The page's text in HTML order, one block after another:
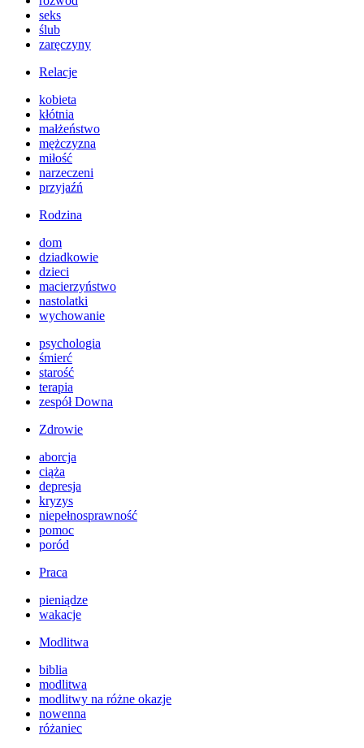
seks
ślub
zaręczyny
Relacje
kobieta
kłótnia
małżeństwo
mężczyzna
miłość
narzeczeni
przyjaźń
Rodzina
dom
dziadkowie
dzieci
macierzyństwo
nastolatki
wychowanie
psychologia
śmierć
starość
terapia
zespół Downa
Zdrowie
aborcja
ciąża
depresja
kryzys
niepełnosprawność
pomoc
poród
Praca
pieniądze
wakacje
Modlitwa
biblia
modlitwa
modlitwy na różne okazje
nowenna
różaniec